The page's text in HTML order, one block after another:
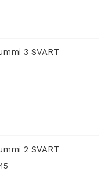
3 SVART
2 SVART